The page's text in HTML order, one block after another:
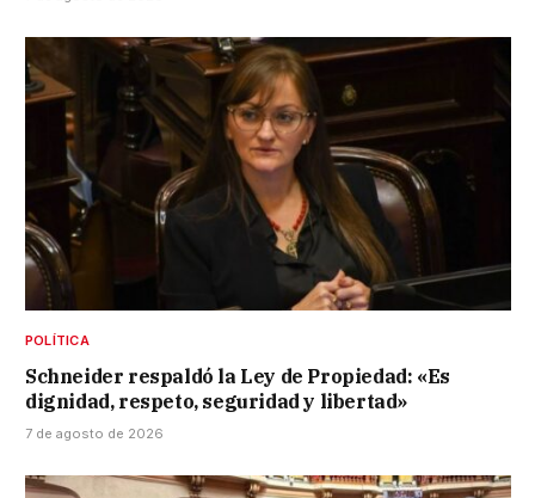
POLÍTICA
Schneider respaldó la Ley de Propiedad: «Es
dignidad, respeto, seguridad y libertad»
7 de agosto de 2026